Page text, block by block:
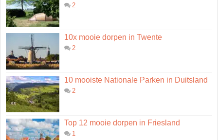
2
10x mooie dorpen in Twente
2
10 mooiste Nationale Parken in Duitsland
2
Top 12 mooie dorpen in Friesland
1